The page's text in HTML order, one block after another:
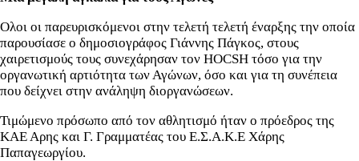
Ολοι οι παρευρισκόμενοι στην τελετή τελετή έναρξης την οποία
παρουσίασε ο δημοσιογράφος Γιάννης Πάγκος, στους
χαιρετισμούς τους συνεχάρησαν τον HOCSH τόσο για την
οργανωτική αρτιότητα των Αγώνων, όσο και για τη συνέπεια
που δείχνει στην ανάληψη διοργανώσεων.
Τιμώμενο πρόσωπο από τον αθλητισμό ήταν ο πρόεδρος της
ΚΑΕ Αρης και Γ. Γραμματέας του Ε.Σ.Α.Κ.Ε Χάρης
Παπαγεωργίου.